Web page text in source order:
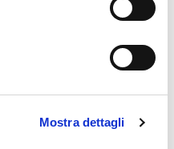
Mostra dettagli